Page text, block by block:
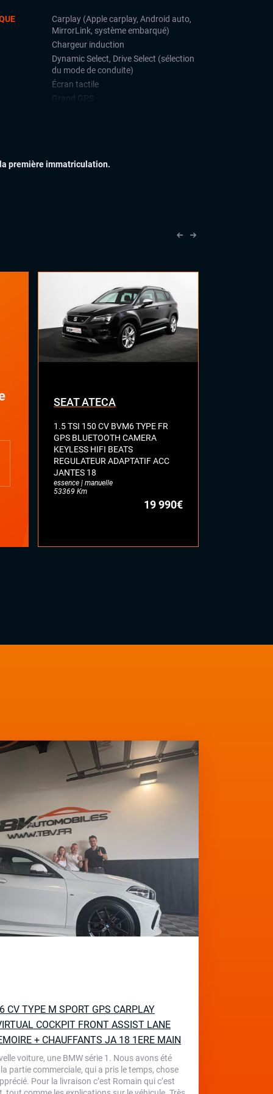
Carplay (Apple carplay, Android auto,
MirrorLink, système embarqué)
Chargeur induction
Dynamic Select, Drive Select (sélection
du mode de conduite)
Écran tactile
Grand GPS
Jantes alu
Vitres électriques
Volant cuir
Volant sport
Auto-hold
Palettes au volant
première immatriculation.
SEAT ATECA
1.5 TSI 150 CV BVM6 TYPE FR
GPS BLUETOOTH CAMERA
KEYLESS HIFI BEATS
REGULATEUR ADAPTATIF ACC
JANTES 18
essence | manuelle
53369 Km
19 990€
CV TYPE M SPORT GPS CARPLAY
COCKPIT FRONT ASSIST LANE
+ CHAUFFANTS JA 18 1ERE MAIN
voiture, une BMW série 1. Nous avons été
partie commerciale, qui a pris le temps, chose
Pour la livraison c’est Romain qui c’est